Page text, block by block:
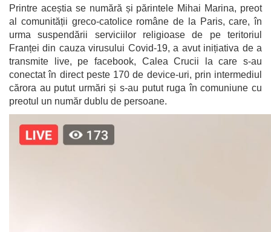
Printre aceștia se numără și părintele Mihai Marina, preot
al comunității greco-catolice române de la Paris, care, în
urma suspendării serviciilor religioase de pe teritoriul
Franței din cauza virusului Covid-19, a avut inițiativa de a
transmite live, pe facebook, Calea Crucii la care s-au
conectat în direct peste 170 de device-uri, prin intermediul
cărora au putut urmări și s-au putut ruga în comuniune cu
preotul un număr dublu de persoane.